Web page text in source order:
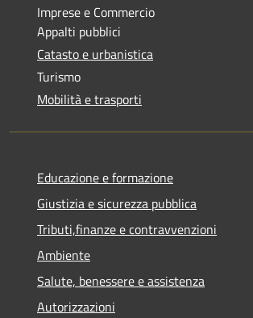
Imprese e Commercio
Appalti pubblici
Catasto e urbanistica
Turismo
Mobilità e trasporti
Educazione e formazione
Giustizia e sicurezza pubblica
Tributi,finanze e contravvenzioni
Ambiente
Salute, benessere e assistenza
Autorizzazioni